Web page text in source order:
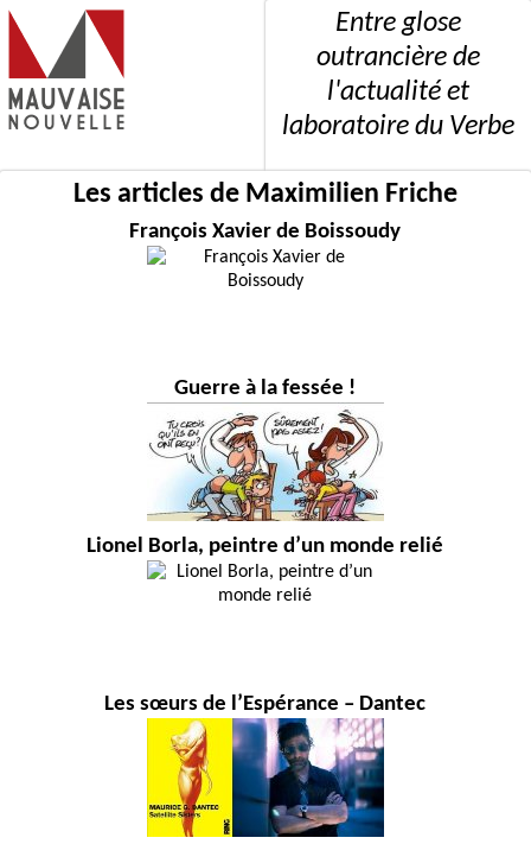
Entre glose
outrancière de
l'actualité et
laboratoire du Verbe
Les articles de Maximilien Friche
François Xavier de Boissoudy
Guerre à la fessée !
Lionel Borla, peintre d’un monde relié
Les sœurs de l’Espérance – Dantec